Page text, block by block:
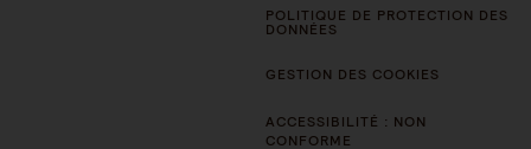
POLITIQUE DE PROTECTION DES
DONNÉES
GESTION DES COOKIES
ACCESSIBILITÉ : NON
CONFORME